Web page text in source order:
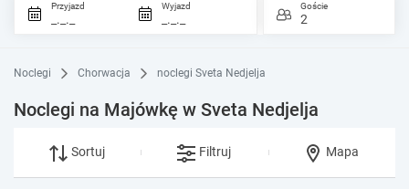
Przyjazd
_._._
Wyjazd
_._._
Goście
2
Noclegi Chorwacja noclegi Sveta Nedjelja
Noclegi na Majówkę w Sveta Nedjelja
Sortuj Filtruj Mapa